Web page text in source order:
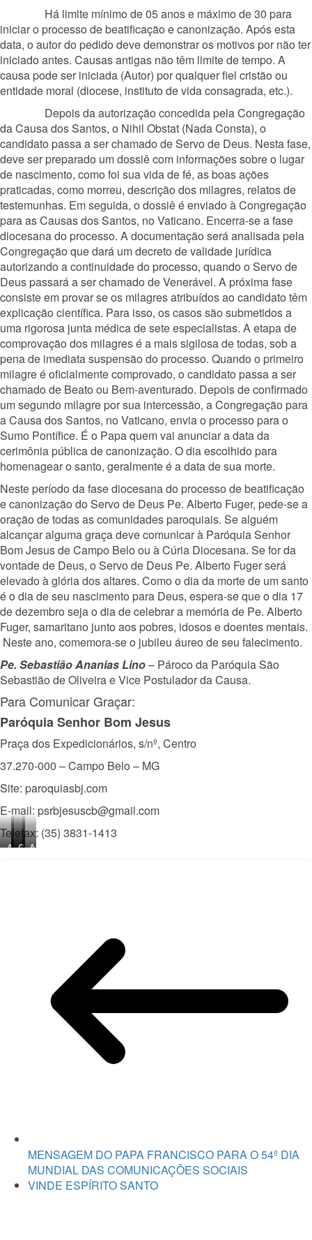
Há limite mínimo de 05 anos e máximo de 30 para
iniciar o processo de beatificação e canonização. Após esta
data, o autor do pedido deve demonstrar os motivos por não ter
iniciado antes. Causas antigas não têm limite de tempo. A
causa pode ser iniciada (Autor) por qualquer fiel cristão ou
entidade moral (diocese, instituto de vida consagrada, etc.).
Depois da autorização concedida pela Congregação
da Causa dos Santos, o Nihil Obstat (Nada Consta), o
candidato passa a ser chamado de Servo de Deus. Nesta fase,
deve ser preparado um dossiê com informações sobre o lugar
de nascimento, como foi sua vida de fé, as boas ações
praticadas, como morreu, descrição dos milagres, relatos de
testemunhas. Em seguida, o dossiê é enviado à Congregação
para as Causas dos Santos, no Vaticano. Encerra-se a fase
diocesana do processo. A documentação será analisada pela
Congregação que dará um decreto de validade jurídica
autorizando a continuidade do processo, quando o Servo de
Deus passará a ser chamado de Venerável. A próxima fase
consiste em provar se os milagres atribuídos ao candidato têm
explicação científica. Para isso, os casos são submetidos a
uma rigorosa junta médica de sete especialistas. A etapa de
comprovação dos milagres é a mais sigilosa de todas, sob a
pena de imediata suspensão do processo. Quando o primeiro
milagre é oficialmente comprovado, o candidato passa a ser
chamado de Beato ou Bem-aventurado. Depois de confirmado
um segundo milagre por sua intercessão, a Congregação para
a Causa dos Santos, no Vaticano, envia o processo para o
Sumo Pontífice. É o Papa quem vai anunciar a data da
cerimônia pública de canonização. O dia escolhido para
homenagear o santo, geralmente é a data de sua morte.
Neste período da fase diocesana do processo de beatificação
e canonização do Servo de Deus Pe. Alberto Fuger, pede-se a
oração de todas as comunidades paroquiais. Se alguém
alcançar alguma graça deve comunicar à Paróquia Senhor
Bom Jesus de Campo Belo ou à Cúria Diocesana. Se for da
vontade de Deus, o Servo de Deus Pe. Alberto Fuger será
elevado à glória dos altares. Como o dia da morte de um santo
é o dia de seu nascimento para Deus, espera-se que o dia 17
de dezembro seja o dia de celebrar a memória de Pe. Alberto
Fuger, samaritano junto aos pobres, idosos e doentes mentais.
Neste ano, comemora-se o jubileu áureo de seu falecimento.
Pe. Sebastião Ananias Lino– Pároco da Paróquia São
Sebastião de Oliveira e Vice Postulador da Causa.
Para Comunicar Graçar:
Paróquia Senhor Bom Jesus
Praça dos Expedicionários, s/nº, Centro
37.270-000 – Campo Belo – MG
Site: paroquiasbj.com
E-mail: psrbjesuscb@gmail.com
Telefax: (35) 3831-1413
Arquivo
Arquivo
CasaArquivo
MENSAGEM DO PAPA FRANCISCO PARA O 54º DIA
MUNDIAL DAS COMUNICAÇÕES SOCIAIS
VINDE ESPÍRITO SANTO